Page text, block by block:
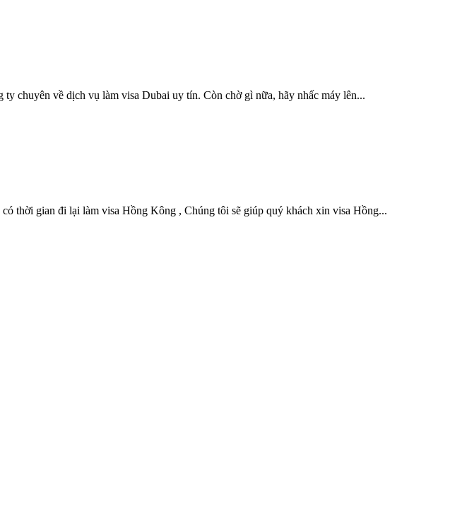
chuyên về dịch vụ làm visa Dubai uy tín. Còn chờ gì nữa, hãy nhấc máy lên...
thời gian đi lại làm visa Hồng Kông , Chúng tôi sẽ giúp quý khách xin visa Hồng...